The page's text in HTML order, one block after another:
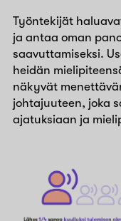
Työntekijät
ja antaa oman
saavuttamiseksi.
heidän
näkyvät
johtajuuteen, joka
ajatuksiaan ja